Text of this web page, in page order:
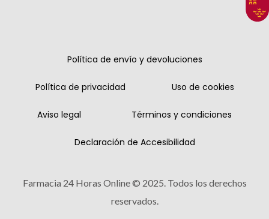
Política de envío y devoluciones
Política de privacidad Uso de cookies
Aviso legal Términos y condiciones
Declaración de Accesibilidad
Farmacia 24 Horas Online © 2025. Todos los derechos
reservados.